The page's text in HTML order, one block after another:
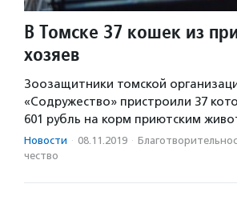
В Томске 37 кошек из
хозяев
Зоозащитники томской
«Содружество» пристроили 37
601 рубль на корм приютским
Новости · 08.11.2019 ·
чест­во